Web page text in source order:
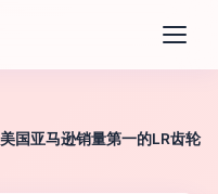
国亚马逊销量第一的LR齿轮